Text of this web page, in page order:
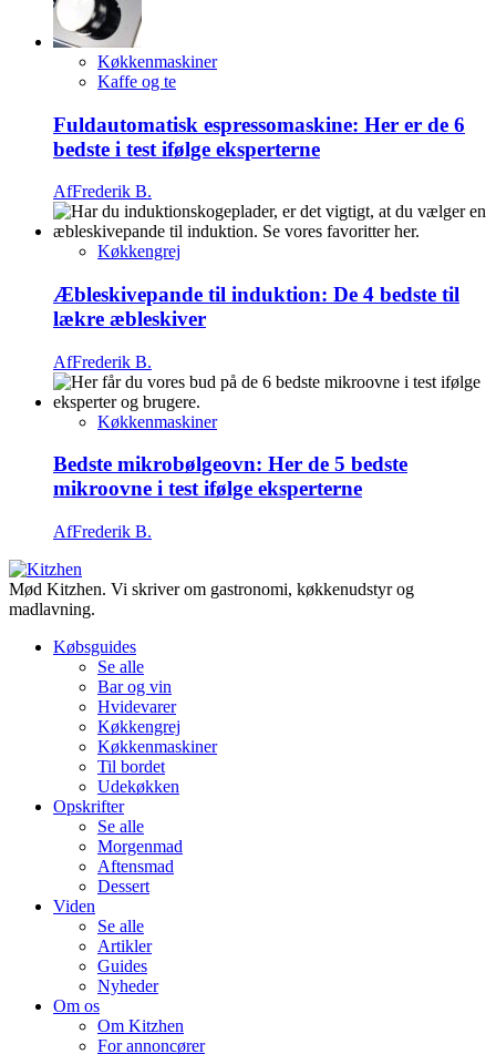
Køkkenmaskiner
Kaffe og te
Fuldautomatisk espressomaskine: Her er de 6
bedste i test ifølge eksperterne
AfFrederik B.
Køkkengrej
Æbleskivepande til induktion: De 4 bedste til
lækre æbleskiver
AfFrederik B.
Køkkenmaskiner
Bedste mikrobølgeovn: Her de 5 bedste
mikroovne i test ifølge eksperterne
AfFrederik B.
Mød Kitzhen. Vi skriver om gastronomi, køkkenudstyr og
madlavning.
Købsguides
Se alle
Bar og vin
Hvidevarer
Køkkengrej
Køkkenmaskiner
Til bordet
Udekøkken
Opskrifter
Se alle
Morgenmad
Aftensmad
Dessert
Viden
Se alle
Artikler
Guides
Nyheder
Om os
Om Kitzhen
For annoncører